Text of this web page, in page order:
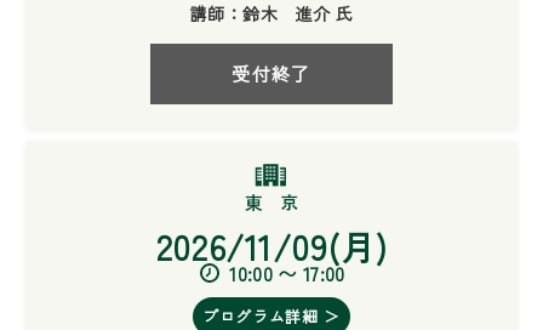
講師：鈴木 進介 氏
受付終了
2026/11/09(月)
10:00 〜 17:00
プログラム詳細 ＞